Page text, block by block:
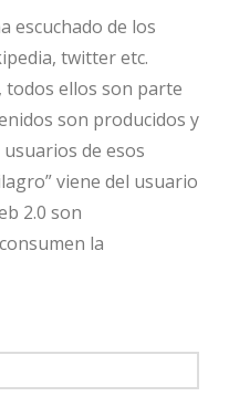
escuchado de los
twitter etc.
todos ellos son parte
son producidos y
de esos
viene del usuario
2.0 son
la